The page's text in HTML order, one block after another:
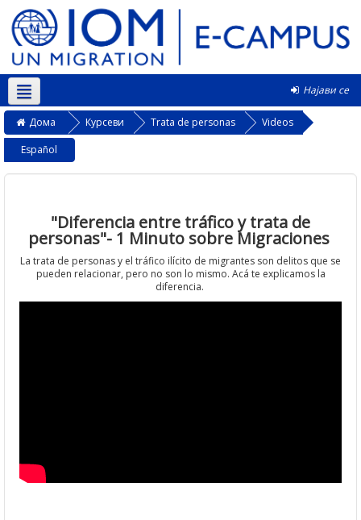
Најави се
Македонски ‎(mk)‎
Дома Курсеви Trata de personas
Videos
Español
"Diferencia entre tráfico y trata de
personas"- 1 Minuto sobre Migraciones
La trata de personas y el tráfico ilícito de migrantes son delitos que se
pueden relacionar, pero no son lo mismo. Acá te explicamos la
diferencia.